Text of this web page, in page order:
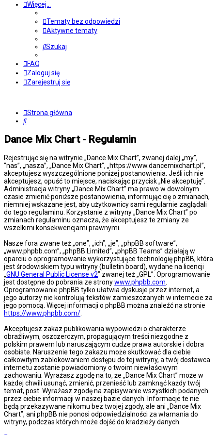
Więcej…
Tematy bez odpowiedzi
Aktywne tematy
Szukaj
FAQ
Zaloguj się
Zarejestruj się
Strona główna
Szukaj
Dance Mix Chart - Regulamin
Rejestrując się na witrynie „Dance Mix Chart”, zwanej dalej „my”,
”nas”, „nasza”, „Dance Mix Chart”, „https://www.dancemixchart.pl”,
akceptujesz wyszczególnione poniżej postanowienia. Jeśli ich nie
akceptujesz, opuść to miejsce, naciskając przycisk „Nie akceptuję”.
Administracja witryny „Dance Mix Chart” ma prawo w dowolnym
czasie zmienić poniższe postanowienia, informując cię o zmianach,
niemniej wskazane jest, aby użytkownicy sami regularnie zaglądali
do tego regulaminu. Korzystanie z witryny „Dance Mix Chart” po
zmianach regulaminu oznacza, że akceptujesz te zmiany ze
wszelkimi konsekwencjami prawnymi.
Nasze fora zwane też „one”, „ich”, „je”, „phpBB software”,
„www.phpbb.com”, „phpBB Limited”, „phpBB Teams” działają w
oparciu o oprogramowanie wykorzystujące technologię phpBB, która
jest środowiskiem typu witryny (bulletin board), wydane na licencji
„GNU General Public License v2” zwanej też „GPL”. Oprogramowanie
jest dostępne do pobrania ze stronywww.phpbb.com
Oprogramowanie phpBB tylko ułatwia dyskusje przez internet, a
jego autorzy nie kontrolują tekstów zamieszczanych w internecie za
jego pomocą. Więcej informacji o phpBB można znaleźć na stronie
https://www.phpbb.com/
Akceptujesz zakaz publikowania wypowiedzi o charakterze
obraźliwym, oszczerczym, propagującym treści niezgodne z
polskim prawem lub naruszającym cudze prawa autorskie i dobra
osobiste. Naruszenie tego zakazu może skutkować dla ciebie
całkowitym zablokowaniem dostępu do tej witryny, a twój dostawca
internetu zostanie powiadomiony o twoim niewłaściwym
zachowaniu. Wyrażasz zgodę na to, że „Dance Mix Chart” może w
każdej chwili usunąć, zmienić, przenieść lub zamknąć każdy twój
temat, post. Wyrażasz zgodę na zapisywanie wszystkich podanych
przez ciebie informacji w naszej bazie danych. Informacje te nie
będą przekazywane nikomu bez twojej zgody, ale ani „Dance Mix
Chart”, ani phpBB nie ponosi odpowiedzialności za włamania do
witryny, podczas których może dojść do kradzieży danych.